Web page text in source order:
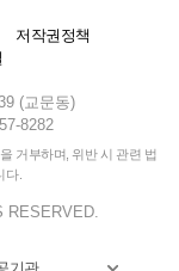
저작권정책
(교문동)
8282
거부하며, 위반 시 관련 법
다.
RESERVED.